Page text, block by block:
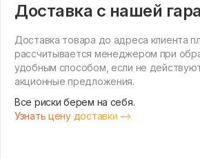
Доставка с нашей
Доставка товара до адреса клиента
рассчитывается менеджером при
удобным способом, если не
акционные предложения.
Все риски берем на себя.
Узнать цену доставки